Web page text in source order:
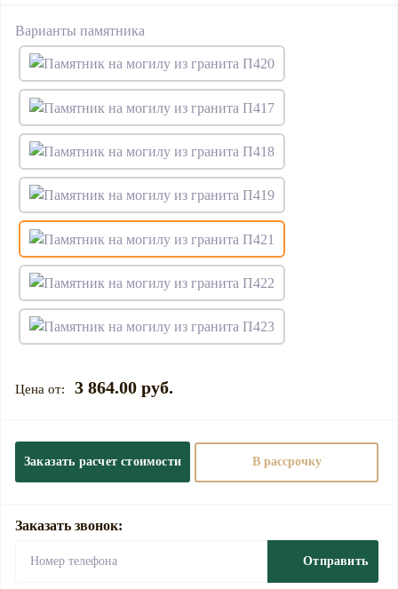
Варианты памятника
3 864.00 руб.
Заказать расчет стоимости В рассрочку
Заказать звонок:
Отправить